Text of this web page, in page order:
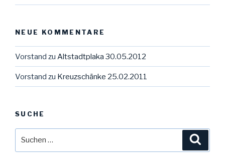
NEUE KOMMENTARE
Vorstand zu Altstadtplaka 30.05.2012
Vorstand zu Kreuzschänke 25.02.2011
SUCHE